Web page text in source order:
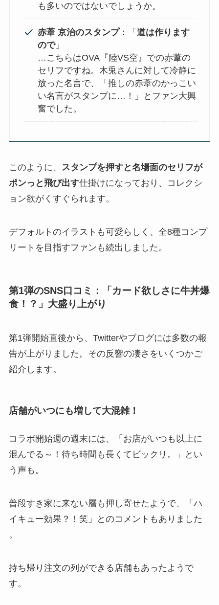
も多いのではないでしょうか​。
赤葦 京治のスタンプ：「道は作ります
ので」
…こちらはOVA『陸VS空』での赤葦の
セリフですね。木兎さんに対して冷静に
放った名言で、「推しの赤葦のかっこい
い名言がスタンプに…！」とファン大興
奮でした​。
このように、 スタンプを押すと名場面のセリフが
ポンっと飛び出す仕掛けになっており​、コレクシ
ョン欲がくすぐられます。
デフォルトのイラストも可愛らしく、全8種コンプ
リートを目指すファンも続出しました。
第1弾のSNS口コミ：「カード欲しさに牛丼爆
食！？」大盛り上がり
第1弾開始直後から、Twitterやブログには多数の報
告が上がりました。その反響の凄さをいくつかご
紹介します。
店舗がいつにも増して大混雑！
コラボ開始週の週末には、「お店がいつも以上に
混んでる～！待ち時間も長くてビックリ。​」とい
う声も。
普段すき家に来ない層も押し寄せたようで、「ハ
イキュー効果？！笑」とのコメントもありました​
。
持ち帰り注文の列ができる店舗もあったようで
す。